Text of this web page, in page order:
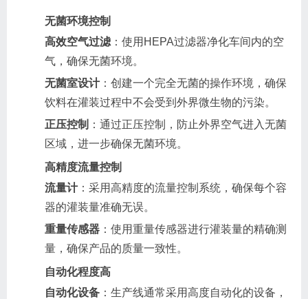
无菌环境控制
高效空气过滤 ：使用HEPA过滤器净化车间内的空
气，确保无菌环境。
无菌室设计：创建一个完全无菌的操作环境，确保
饮料在灌装过程中不会受到外界微生物的污染。
正压控制 ：通过正压控制，防止外界空气进入无菌
区域，进一步确保无菌环境。
高精度流量控制
流量计：采用高精度的流量控制系统，确保每个容
器的灌装量准确无误。
重量传感器 ：使用重量传感器进行灌装量的精确测
量，确保产品的质量一致性。
自动化程度高
自动化设备 ：生产线通常采用高度自动化的设备，